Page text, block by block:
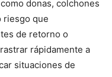
donas, colchones
riesgo que
de retorno o
rápidamente a
situaciones de